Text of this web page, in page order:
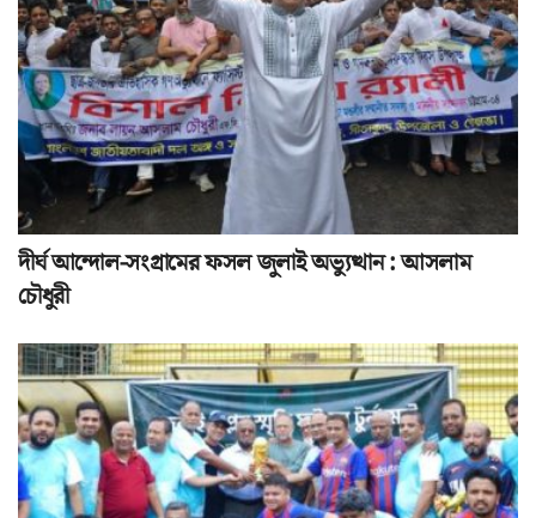
দীর্ঘ আন্দোল-সংগ্রামের ফসল জুলাই অভ্যুত্থান : আসলাম
চৌধুরী